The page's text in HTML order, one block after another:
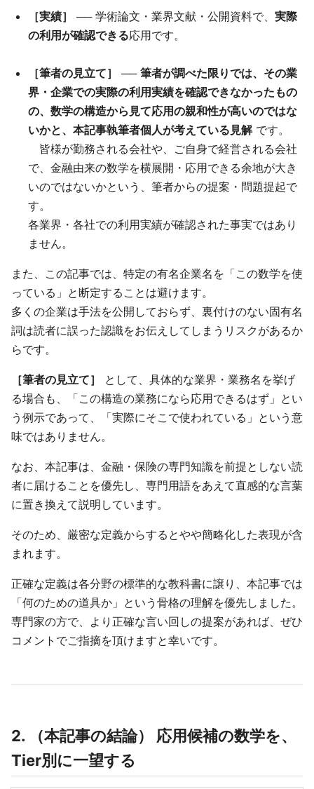
［実績］ ── 学術論文・業界文献・公開資料で、 実際
の利用が確認できる応用です。
［筆者の見立て］ ── 筆者が調べた限りでは、その業
界・企業での実際の利用実績を確認できなかったもの
の、数学の構造から見て応用の親和性が高いのではな
いかと、本記事執筆者個人が考えている見解です。
皆様が勤務される会社や、ご自身で経営される会社
で、金融由来の数学を横展開・応用できる余地が大き
いのではないかという、筆者からの提案・問題提起で
す。
各業界・各社での利用実績が確認された事実ではあり
ません。
また、この記事では、特定の有名企業名を「この数学を使
っている」と断定することは避けます。
多くの企業は手法を公開しておらず、裏付けのない固有名
詞は読者に誤った認識をお伝えしてしまうリスクがあるか
らです。
［筆者の見立て］
として、具体的な業界・業務名を挙げ
る場合も、「この構造の業務になら応用できるはず」とい
う例示であって、「実際にそこで使われている」という意
味ではありません。
なお、本記事は、金融・保険の専門知識を前提としない読
者に届けることを優先し、専門用語をあえて直感的な言葉
に置き換えて説明しています。
そのため、厳密な定義からするとやや簡略化した表現が含
まれます。
正確な定義は各分野の標準的な教科書に譲り、本記事では
「何のための道具か」という骨格の理解を優先しました。
専門家の方で、より正確な言い回しの提案があれば、ぜひ
コメントでご指摘を頂けますと幸いです。
2. （本記事の結論） 応用候補の数学を、
Tier別に一望する